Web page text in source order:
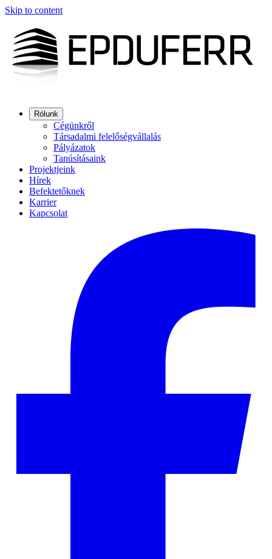
Skip to content
Rólunk
Cégünkről
Társadalmi felelőségvállalás
Pályázatok
Tanúsításaink
Projektjeink
Hírek
Befektetőknek
Karrier
Kapcsolat